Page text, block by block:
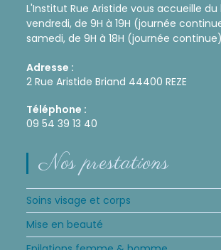
L'Institut Rue Aristide vous accueille du
vendredi, de 9H à 19H (journée
samedi, de 9H à 18H (journée continue)
Adresse :
2 Rue Aristide Briand 44400 REZE
Téléphone :
09 54 39 13 40
Nos prestations
Soins visage et corps
Mise en beauté